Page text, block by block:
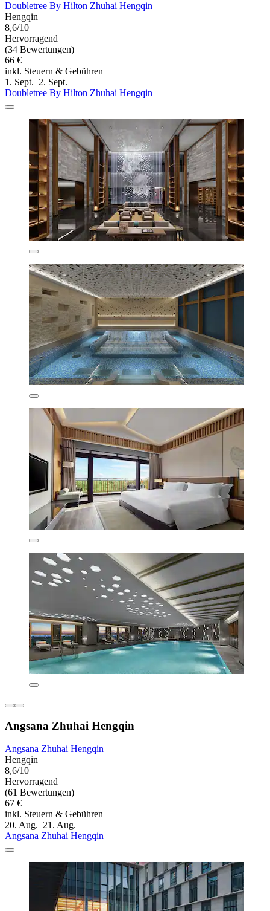
Doubletree By Hilton Zhuhai Hengqin
Hengqin
8,6/10
Hervorragend
(34 Bewertungen)
66 €
inkl. Steuern & Gebühren
1. Sept.–2. Sept.
Doubletree By Hilton Zhuhai Hengqin
Angsana Zhuhai Hengqin
Angsana Zhuhai Hengqin
Hengqin
8,6/10
Hervorragend
(61 Bewertungen)
67 €
inkl. Steuern & Gebühren
20. Aug.–21. Aug.
Angsana Zhuhai Hengqin